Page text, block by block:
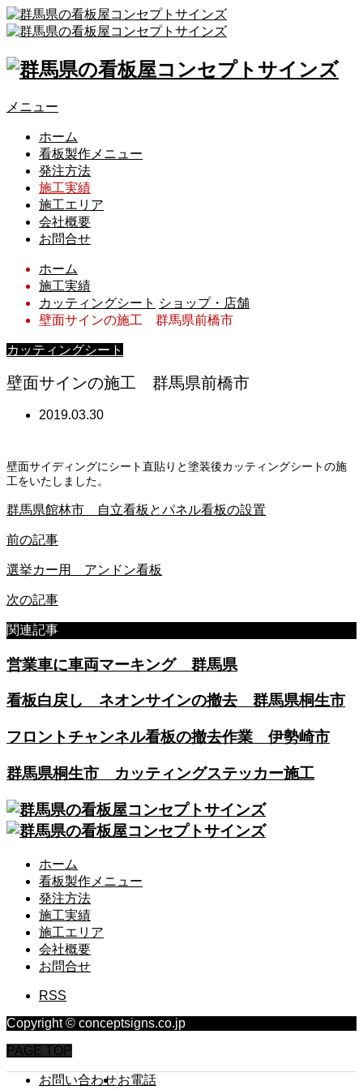
メニュー
ホーム
看板製作メニュー
発注方法
施工実績
施工エリア
会社概要
お問合せ
ホーム
施工実績
カッティングシート ショップ・店舗
壁面サインの施工 群馬県前橋市
カッティングシート
壁面サインの施工 群馬県前橋市
2019.03.30
壁面サイディングにシート直貼りと塗装後カッティングシートの施
工をいたしました。
群馬県館林市 自立看板とパネル看板の設置
前の記事
選挙カー用 アンドン看板
次の記事
関連記事
営業車に車両マーキング 群馬県
看板白戻し ネオンサインの撤去 群馬県桐生市
フロントチャンネル看板の撤去作業 伊勢崎市
群馬県桐生市 カッティングステッカー施工
ホーム
看板製作メニュー
発注方法
施工実績
施工エリア
会社概要
お問合せ
RSS
Copyright © conceptsigns.co.jp
PAGE TOP
お問い合わせお電話